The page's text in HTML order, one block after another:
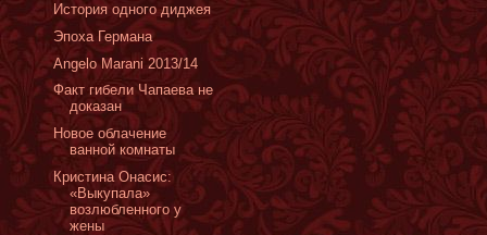
История одного диджея
Эпоха Германа
Angelo Marani 2013/14
Факт гибели Чапаева не
доказан
Новое облачение
ванной комнаты
Кристина Онасис:
«Выкупала»
возлюбленного у
жены